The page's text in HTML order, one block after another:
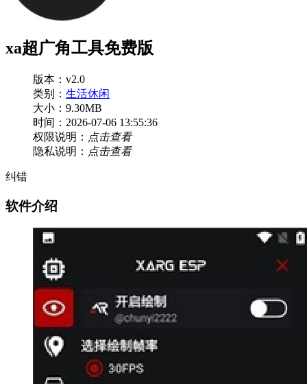
xa超广角工具免费版
版本：v2.0
类别： 生活休闲
大小：9.30MB
时间：2026-07-06 13:55:36
权限说明： 点击查看
隐私说明： 点击查看
纠错
软件介绍